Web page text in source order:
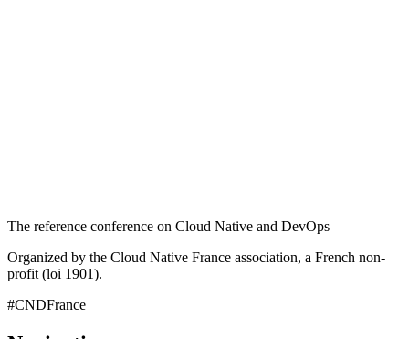
The reference conference on Cloud Native and DevOps
Organized by the Cloud Native France association, a French non-
profit (loi 1901).
#CNDFrance